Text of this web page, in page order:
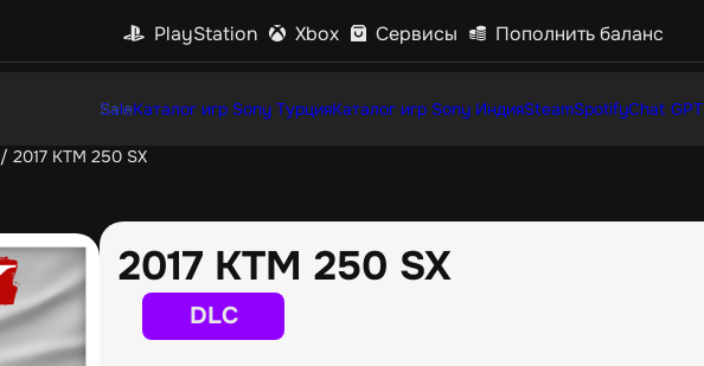
PlayStation Xbox Сервисы Пополнить баланс
SaleКаталог игр Sony ТурцияКаталог игр Sony ИндияSteamSpotifyChat GPT
/ 2017 KTM 250 SX
2017 KTM 250 SX
DLC